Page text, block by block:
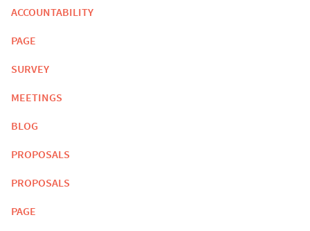
ACCOUNTABILITY
PAGE
SURVEY
MEETINGS
BLOG
PROPOSALS
PROPOSALS
PAGE